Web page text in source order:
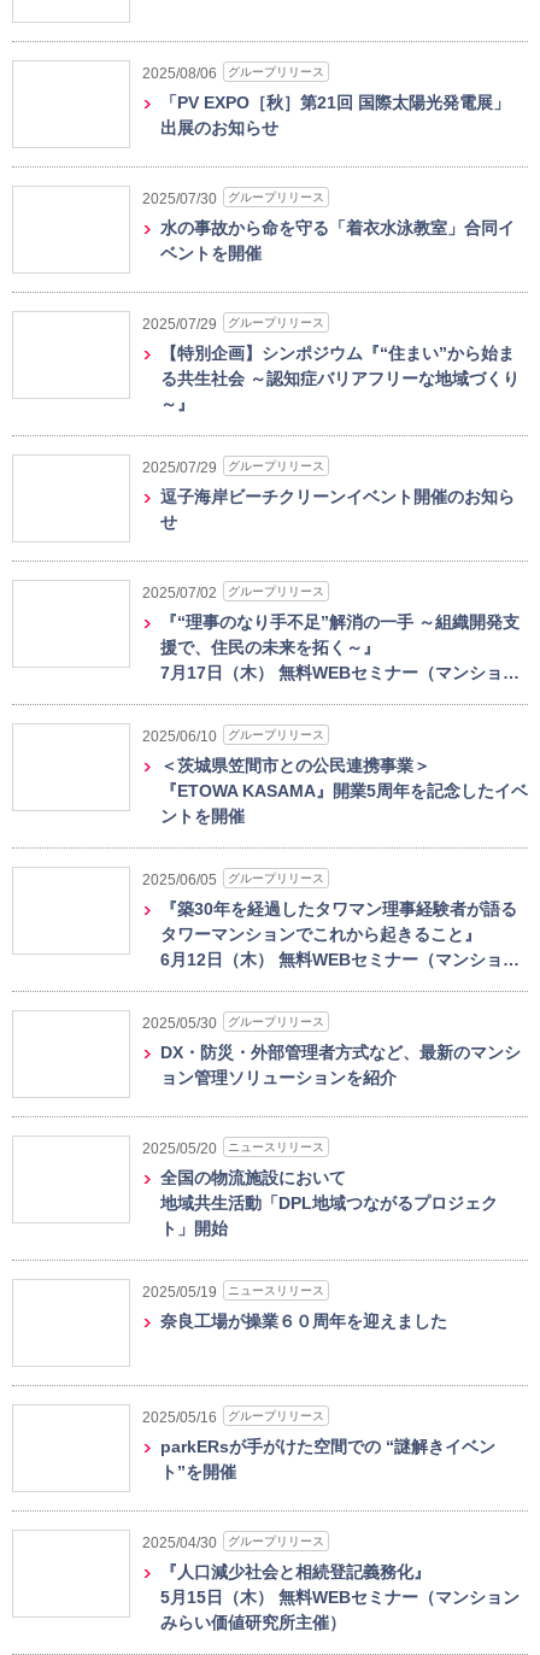
2025/08/06 グループリリース
「PV EXPO［秋］第21回 国際太陽光発電展」
出展のお知らせ
2025/07/30 グループリリース
水の事故から命を守る「着衣水泳教室」合同イ
ベントを開催
2025/07/29 グループリリース
【特別企画】シンポジウム『“住まい”から始ま
る共生社会 ～認知症バリアフリーな地域づくり
～』
2025/07/29 グループリリース
逗子海岸ビーチクリーンイベント開催のお知ら
せ
2025/07/02 グループリリース
『“理事のなり手不足”解消の一手 ～組織開発支
援で、住民の未来を拓く～』
7月17日（木） 無料WEBセミナー（マンショ…
2025/06/10 グループリリース
＜茨城県笠間市との公民連携事業＞
『ETOWA KASAMA』開業5周年を記念したイベ
ントを開催
2025/06/05 グループリリース
『築30年を経過したタワマン理事経験者が語る
タワーマンションでこれから起きること』
6月12日（木） 無料WEBセミナー（マンショ…
2025/05/30 グループリリース
DX・防災・外部管理者方式など、最新のマンシ
ョン管理ソリューションを紹介
2025/05/20 ニュースリリース
全国の物流施設において
地域共生活動「DPL地域つながるプロジェク
ト」開始
2025/05/19 ニュースリリース
奈良工場が操業６０周年を迎えました
2025/05/16 グループリリース
parkERsが手がけた空間での “謎解きイベン
ト”を開催
2025/04/30 グループリリース
『人口減少社会と相続登記義務化』
5月15日（木） 無料WEBセミナー（マンション
みらい価値研究所主催）